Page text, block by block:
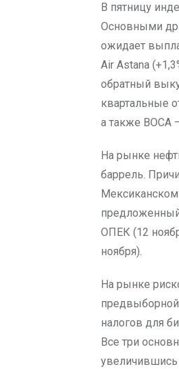
В пятницу
Основными
ожидает
Air Astana
обратный
квартальные
а также ВОСА
На рынке
баррель.
ОПЕК (12
ноября).
На рынке
налогов для
Все три
увеличившись